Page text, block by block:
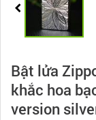
Bật lửa
khắc hoa
version